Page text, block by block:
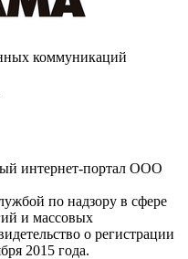
коммуникаций
интернет-портал ООО
по надзору в сфере
и массовых
о регистрации
2015 года.